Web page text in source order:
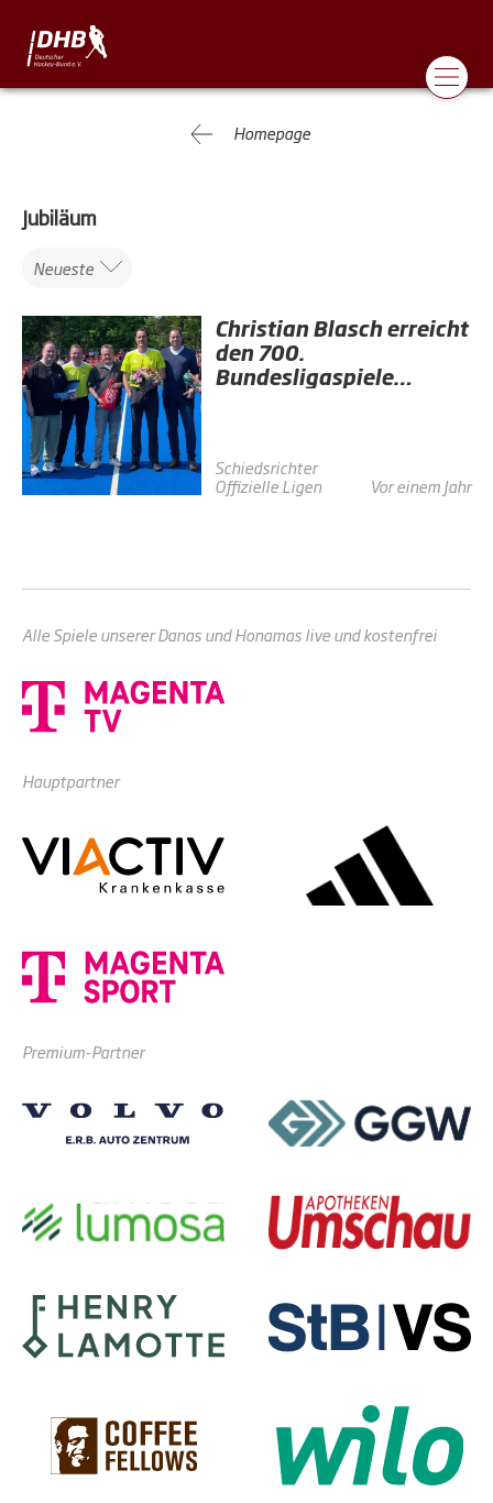
Homepage
Jubiläum
Neueste
Christian Blasch erreicht
den 700.
Bundesligaspiele
Schiedsrichter
OffizielleLigen Vor einem Jahr
Alle Spiele unserer Danas und Honamas live und kostenfrei
Hauptpartner
Premium-Partner